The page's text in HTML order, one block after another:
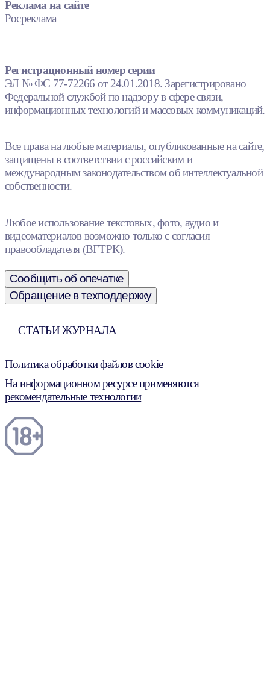
Реклама на сайте
Росреклама
Регистрационный номер серии
ЭЛ № ФС 77-72266 от 24.01.2018. Зарегистрировано
Федеральной службой по надзору в сфере связи,
информационных технологий и массовых коммуникаций.
Все права на любые материалы, опубликованные на сайте,
защищены в соответствии с российским и
международным законодательством об интеллектуальной
собственности.
Любое использование текстовых, фото, аудио и
видеоматериалов возможно только с согласия
правообладателя (ВГТРК).
Сообщить об опечатке
Обращение в техподдержку
СТАТЬИ ЖУРНАЛА
Политика обработки файлов cookie
На информационном ресурсе применяются
рекомендательные технологии